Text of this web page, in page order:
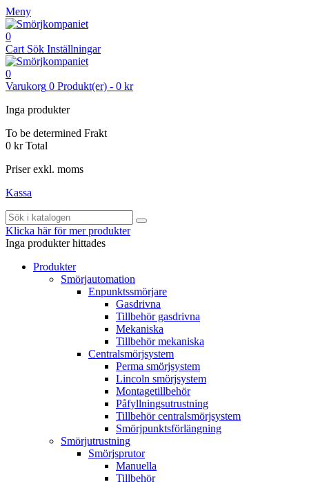
Meny
0
Cart Sök Inställningar
0
Varukorg 0 Produkt(er) - 0 kr
Inga produkter
To be determined Frakt
0 kr Total
Priser exkl. moms
Kassa
Klicka här för mer produkter
Inga produkter hittades
Produkter
Smörjautomation
Enpunktssmörjare
Gasdrivna
Tillbehör gasdrivna
Mekaniska
Tillbehör mekaniska
Centralsmörjsystem
Perma smörjsystem
Lincoln smörjsystem
Montagetillbehör
Påfyllningsutrustning
Tillbehör centralsmörjsystem
Smörjpunktsförlängning
Smörjutrustning
Smörjsprutor
Manuella
Tillbehör